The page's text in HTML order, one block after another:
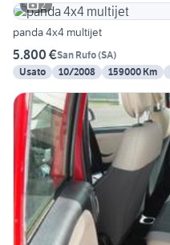
2
panda 4x4 multijet
5.800 €San Rufo(SA)
Usato
10/2008 159000 Km